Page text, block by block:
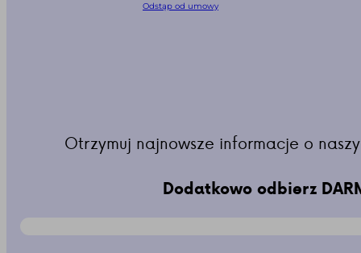
Odstąp od umowy
Otrzymuj najnowsze informacje o
Dodatkowo odbierz